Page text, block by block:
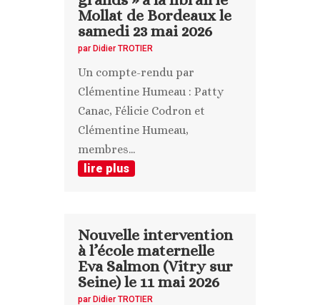
Mollat de Bordeaux le
samedi 23 mai 2026
par Didier TROTIER
Un compte-rendu par
Clémentine Humeau : Patty
Canac, Félicie Codron et
Clémentine Humeau,
membres...
lire plus
Nouvelle intervention
à l’école maternelle
Eva Salmon (Vitry sur
Seine) le 11 mai 2026
par Didier TROTIER